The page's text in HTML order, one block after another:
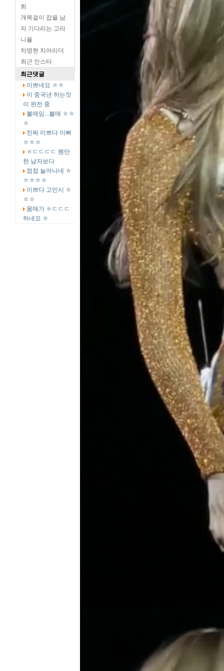
희
개목걸이 잡을 남
자 기다리는 고라
니율
차영현 치어리더
최근 인스타
최근댓글
이쁘네요 ㅎㅎ
이 중국년 하는짓
이 완전 중
볼매임...볼매 ㅎㅎ
ㅎ
진짜 이쁘다 이뻐
ㅎㅎㅎ
ㅎㄷㄷㄷㄷ 웬만
한 남자보다
점점 늘어나네 ㅎ
ㅎㅎㅎㅎ
이쁘다 고민시 ㅎ
ㅎㅎ
몸매가 ㅎㄷㄷㄷ
하네요 ㅎ